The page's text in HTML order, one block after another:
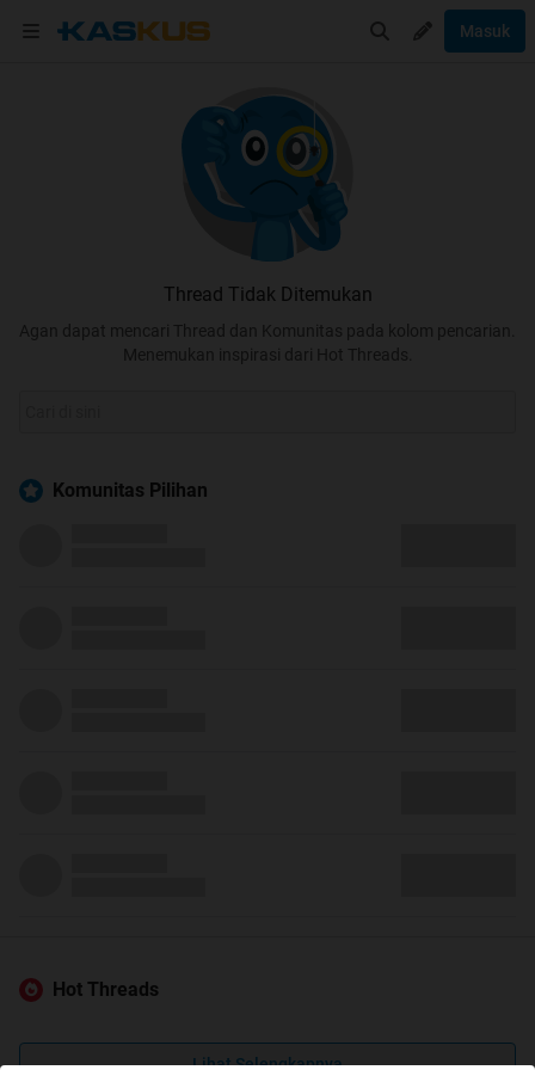
Masuk
Thread Tidak Ditemukan
Agan dapat mencari Thread dan Komunitas pada kolom pencarian.
Menemukan inspirasi dari Hot Threads.
Komunitas Pilihan
Hot Threads
Lihat Selengkapnya